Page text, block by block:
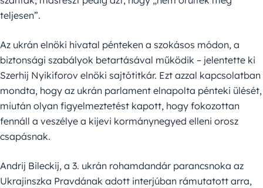
teljesen”.
Az ukrán elnöki hivatal pénteken a szokásos módon, a
biztonsági szabályok betartásával működik – jelentette ki
Szerhij Nyikiforov elnöki sajtótitkár. Ezt azzal kapcsolatban
mondta, hogy az ukrán parlament elnapolta pénteki ülését,
miután olyan figyelmeztetést kapott, hogy fokozottan
fennáll a veszélye a kijevi kormánynegyed elleni orosz
csapásnak.
Andrij Bileckij, a 3. ukrán rohamdandár parancsnoka az
Ukrajinszka Pravdának adott interjúban rámutatott arra,